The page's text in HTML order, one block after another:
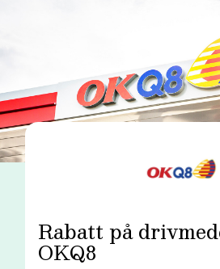
Rabatt på
OKQ8